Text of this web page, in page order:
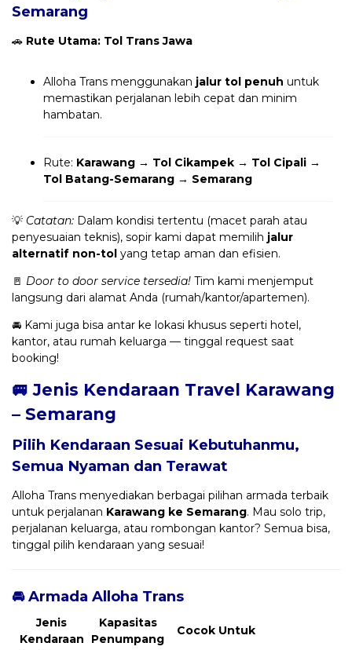
Semarang
🚗 Rute Utama: Tol Trans Jawa
Alloha Trans menggunakan jalur tol penuh untuk
memastikan perjalanan lebih cepat dan minim
hambatan.
Rute: Karawang → Tol Cikampek → Tol Cipali →
Tol Batang-Semarang → Semarang
💡 Catatan: Dalam kondisi tertentu (macet parah atau
penyesuaian teknis), sopir kami dapat memilih jalur
alternatif non-tol yang tetap aman dan efisien.
🚪 Door to door service tersedia! Tim kami menjemput
langsung dari alamat Anda (rumah/kantor/apartemen).
🚘 Kami juga bisa antar ke lokasi khusus seperti hotel,
kantor, atau rumah keluarga — tinggal request saat
booking!
🚐 Jenis Kendaraan Travel Karawang
– Semarang
Pilih Kendaraan Sesuai Kebutuhanmu,
Semua Nyaman dan Terawat
Alloha Trans menyediakan berbagai pilihan armada terbaik
untuk perjalanan Karawang ke Semarang. Mau solo trip,
perjalanan keluarga, atau rombongan kantor? Semua bisa,
tinggal pilih kendaraan yang sesuai!
🚘 Armada Alloha Trans
Jenis
Kendaraan
Kapasitas
Penumpang
Cocok Untuk